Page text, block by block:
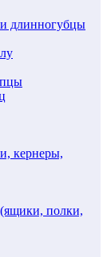
длинногубцы
кернеры,
полки,